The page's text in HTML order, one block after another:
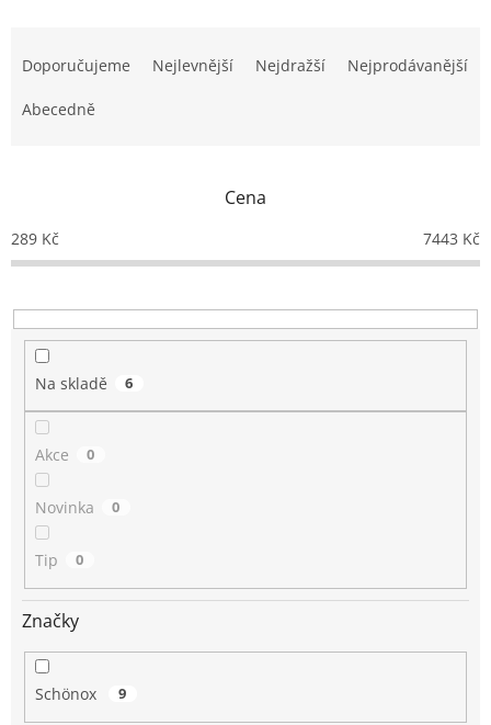
o
d
k
t
Doporučujeme Nejlevnější Nejdražší Nejprodávanější
Abecedně
Cena
289 Kč 7443 Kč
Na skladě 6
Akce 0
Novinka 0
Tip 0
Značky
Schönox 9